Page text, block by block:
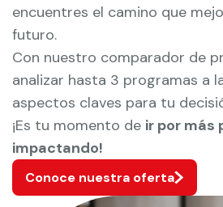
encuentres el camino que
futuro.
Con nuestro comparador de
analizar hasta 3 programas a
aspectos claves para tu
¡Es tu momento de ir por más
impactando!
Conoce nuestra oferta